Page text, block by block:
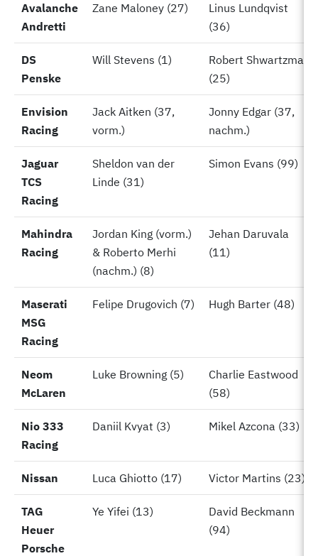
Avalanche
Andretti
Zane Maloney (27)
Linus Lundqvist
(36)
DS
Penske
Will Stevens (1)
Robert Shwartzman
(25)
Envision
Racing
Jack Aitken (37,
vorm.)
Jonny Edgar (37,
nachm.)
Jaguar
TCS
Racing
Sheldon van der
Linde (31)
Simon Evans (99)
Mahindra
Racing
Jordan King (vorm.)
& Roberto Merhi
(nachm.) (8)
Jehan Daruvala
(11)
Maserati
MSG
Racing
Felipe Drugovich (7) Hugh Barter (48)
Neom
McLaren
Luke Browning (5)
Charlie Eastwood
(58)
Nio 333
Racing
Daniil Kvyat (3) Mikel Azcona (33)
Nissan Luca Ghiotto (17) Victor Martins (23)
TAG
Heuer
Porsche
Ye Yifei (13)
David Beckmann
(94)
Avalanche
Andretti
DS
Penske
Envision
Racing
Jaguar
TCS
Racing
Mahindra
Racing
Maserati
MSG
Racing
Neom
McLaren
Nio 333
Racing
Nissan
TAG
Heuer
Porsche